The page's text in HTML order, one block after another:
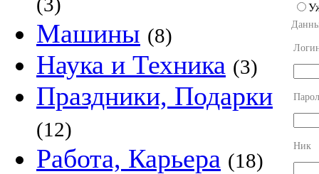
Машины (8)
Наука и Техника (3)
Праздники, Подарки
(12)
Работа, Карьера (18)
Ник